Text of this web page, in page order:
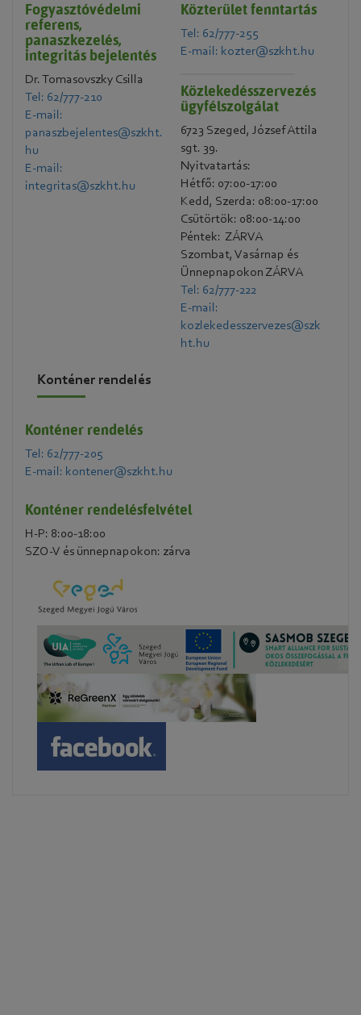
Fogyasztóvédelmi
referens,
panaszkezelés,
integritás bejelentés
Dr. Tomasovszky Csilla
Tel: 62/777-210
E-mail:
panaszbejelentes@szkht.
hu
E-mail:
integritas@szkht.hu
Közterület fenntartás
Tel: 62/777-255
E-mail: kozter@szkht.hu
Közlekedésszervezés
ügyfélszolgálat
6723 Szeged, József Attila
sgt. 39.
Nyitvatartás:
Hétfő: 07:00-17:00
Kedd, Szerda: 08:00-17:00
Csütörtök: 08:00-14:00
Péntek: ZÁRVA
Szombat, Vasárnap és
Ünnepnapokon ZÁRVA
Tel: 62/777-222
E-mail:
kozlekedesszervezes@szk
ht.hu
Konténer rendelés
Konténer rendelés
Tel: 62/777-205
E-mail: kontener@szkht.hu
Konténer rendelésfelvétel
H-P: 8:00-18:00
SZO-V és ünnepnapokon: zárva